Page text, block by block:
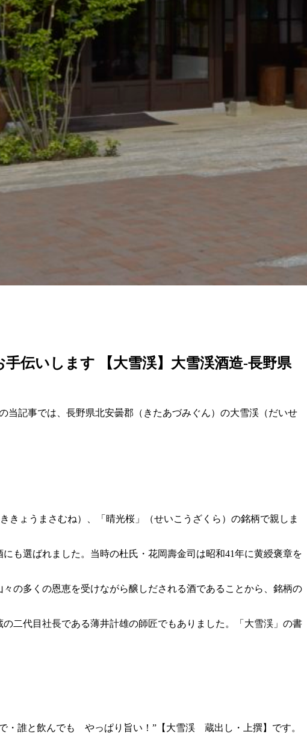
伝いします 【大雪渓】大雪渓酒造-長野県
当記事では、長野県北安曇郡（きたあづみぐん）の大雪渓（だいせ
きょうまさむね）、「晴光桜」（せいこうざくら）の銘柄で親しま
も選ばれました。当時の杜氏・花岡壽金司は昭和41年に黄綬褒章を
の多くの恩恵を受けながら醸しだされる酒であることから、銘柄の
二代目社長である薄井計雄の師匠でもありました。「大雪渓」の書
・誰と飲んでも やっぱり旨い！”【大雪渓 蔵出し・上撰】です。